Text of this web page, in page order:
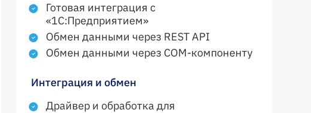
Готовая интеграция с
«1С:Предприятием»
Обмен данными через REST API
Обмен данными через COM-компоненту
Интеграция и обмен
Драйвер и обработка для